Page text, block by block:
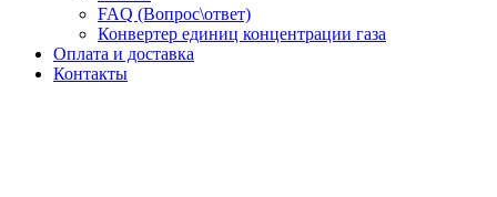
FAQ (Вопрос\ответ)
Конвертер единиц концентрации газа
Оплата и доставка
Контакты